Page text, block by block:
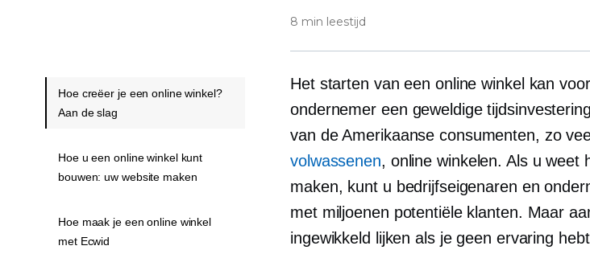
8 min leestijd
Het starten van een online winkel kan
ondernemer een geweldige
van de Amerikaanse consumenten, zo
volwassenen, online winkelen. Als u weet
maken, kunt u bedrijfseigenaren en
met miljoenen potentiële klanten. Maar
ingewikkeld lijken als je geen ervaring
Hoe creëer je een online winkel?
Aan de slag
Hoe u een online winkel kunt
bouwen: uw website maken
Hoe maak je een online winkel
met Ecwid